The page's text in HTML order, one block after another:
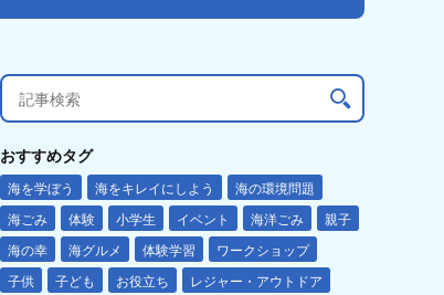
おすすめタグ
海を学ぼう 海をキレイにしよう
海の環境問題
海ごみ
体験 小学生 イベント 海洋ごみ
親子
海の幸
海グルメ 体験学習
ワークショップ
子供
子ども お役立ち
レジャー・アウトドア